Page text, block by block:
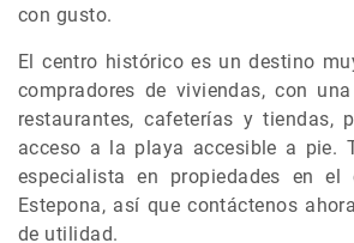
con gusto.
El centro histórico es un destino
compradores de viviendas, con
restaurantes, cafeterías y tiendas,
acceso a la playa accesible a pie.
especialista en propiedades en el
Estepona, así que contáctenos
de utilidad.